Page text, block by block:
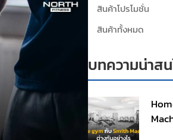
สินค้าโปรโมชั่น
สินค้าทั้งหมด
บทความน่าส